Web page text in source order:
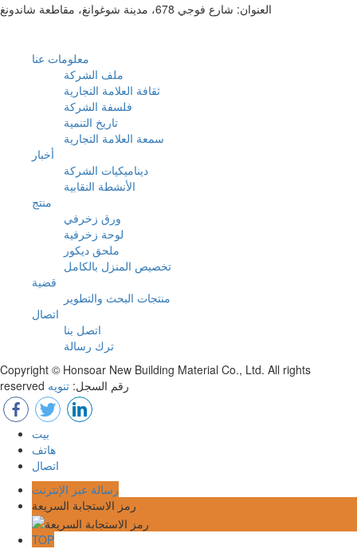
العنوان: شارع فوجي 678، مدينة شوغوانغ، مقاطعة شاندونغ
معلومات عنا
ملف الشركة
ثقافة العلامة التجارية
فلسفة الشركة
تاريخ التنمية
سمعة العلامة التجارية
أخبار
ديناميكيات الشركة
الأنشطة النقابية
منتج
ورق زخرفي
لوحة زخرفية
ملحق ديكور
تخصيص المنزل بالكامل
قضية
منتجات البحث والتطوير
اتصال
اتصل بنا
ترك رسالة
Copyright © Honsoar New Building Material Co., Ltd. All rights
reserved رقم السجل: تنويه
بيت
هاتف
اتصال
رسالة عبر الإنترنت
رمز الاستجابة السريعة
TOP